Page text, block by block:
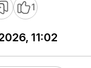
1
11:02